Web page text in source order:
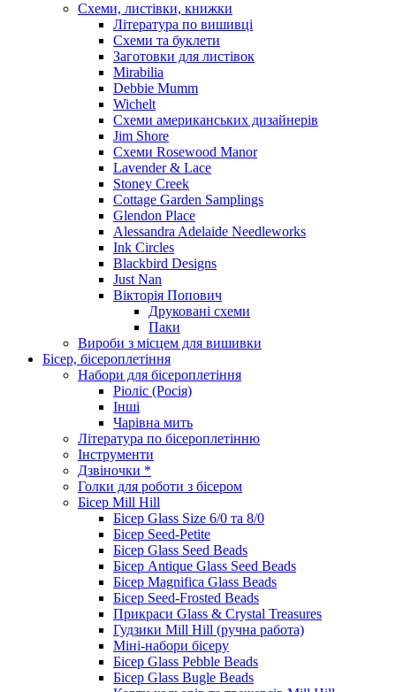
Схеми, листівки, книжки
Література по вишивці
Схеми та буклети
Заготовки для листівок
Mirabilia
Debbie Mumm
Wichelt
Схеми американських дизайнерів
Jim Shore
Cхеми Rosewood Manor
Lavender & Lace
Stoney Creek
Cottage Garden Samplings
Glendon Place
Alessandra Adelaide Needleworks
Ink Circles
Blackbird Designs
Just Nan
Вікторія Попович
Друковані схеми
Паки
Вироби з місцем для вишивки
Бісер, бісероплетіння
Набори для бісероплетіння
Ріоліс (Росія)
Інші
Чарівна мить
Література по бісероплетінню
Інструменти
Дзвіночки *
Голки для роботи з бісером
Бісер Mill Hill
Бісер Glass Size 6/0 та 8/0
Бісер Seed-Petite
Бісер Glass Seed Beads
Бісер Antique Glass Seed Beads
Бісер Magnifica Glass Beads
Бісер Seed-Frosted Beads
Прикраси Glass & Crystal Treasures
Гудзики Mill Hill (ручна работа)
Міні-набори бісеру
Бісер Glass Pebble Beads
Бісер Glass Bugle Beads